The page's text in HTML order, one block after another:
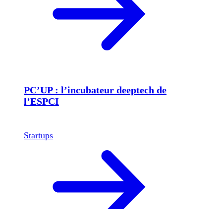
PC’UP : l’incubateur deeptech de
l’ESPCI
Startups